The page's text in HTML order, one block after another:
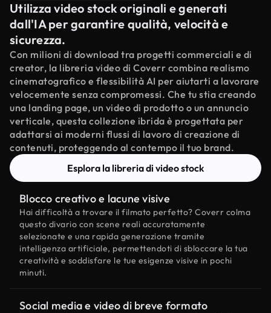
Utilizza video stock originali e generati
dall'IA per garantire qualità, velocità e
sicurezza.
Con milioni di download tra progetti commerciali e di
creator, la libreria video di Coverr combina realismo
cinematografico e flessibilità AI per aiutarti a lavorare
velocemente senza compromessi. Che tu stia creando
una landing page, un video di prodotto o un annuncio
verticale, questa collezione ibrida è progettata per
adattarsi ai moderni flussi di lavoro di creazione di
contenuti, proteggendo al contempo il tuo brand.
Esplora la libreria di video stock
Blocco creativo e lacune visive
Hai difficoltà a trovare il filmato perfetto? Coverr colma
questo divario con scene reali accuratamente
selezionate e una rapida generazione tramite
intelligenza artificiale, permettendoti di sbloccare la tua
creatività e soddisfare le tue esigenze visive in pochi
minuti.
Social media e video di breve formato